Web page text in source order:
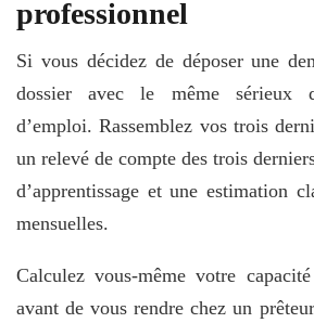
professionnel
Si vous décidez de déposer une
dossier avec le même sérieux
d’emploi. Rassemblez vos trois
un relevé de compte des trois
d’apprentissage et une estimation
mensuelles.
Calculez vous-même votre
avant de vous rendre chez un